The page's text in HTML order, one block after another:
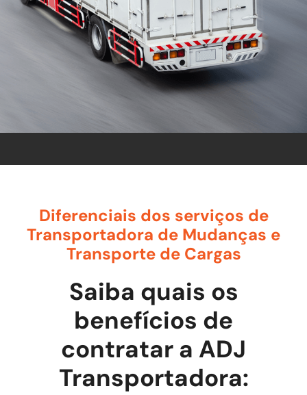
mercado de transporte de móveis.
ORÇAMENTO
Diferenciais dos serviços de
Transportadora de Mudanças e
Transporte de Cargas
Saiba quais os
benefícios de
contratar a ADJ
Transportadora: